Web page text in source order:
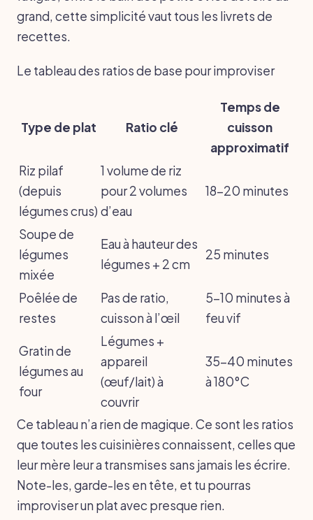
grand, cette simplicité vaut tous les livrets de
recettes.
Le tableau des ratios de base pour improviser
Type de plat Ratio clé
Temps de
cuisson
approximatif
Riz pilaf
(depuis
légumes crus)
1 volume de riz
pour 2 volumes
d’eau
18-20 minutes
Soupe de
légumes
mixée
Eau à hauteur des
légumes + 2 cm
25 minutes
Poêlée de
restes
Pas de ratio,
cuisson à l’œil
5-10 minutes à
feu vif
Gratin de
légumes au
four
Légumes +
appareil
(œuf/lait) à
couvrir
35-40 minutes
à 180°C
Ce tableau n’a rien de magique. Ce sont les ratios
que toutes les cuisinières connaissent, celles que
leur mère leur a transmises sans jamais les écrire.
Note-les, garde-les en tête, et tu pourras
improviser un plat avec presque rien.